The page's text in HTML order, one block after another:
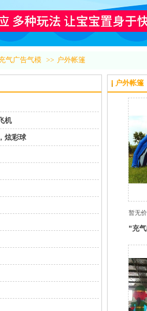
气广告气模 >> 户外帐篷
机
炫彩球
户外帐篷
暂无
"充